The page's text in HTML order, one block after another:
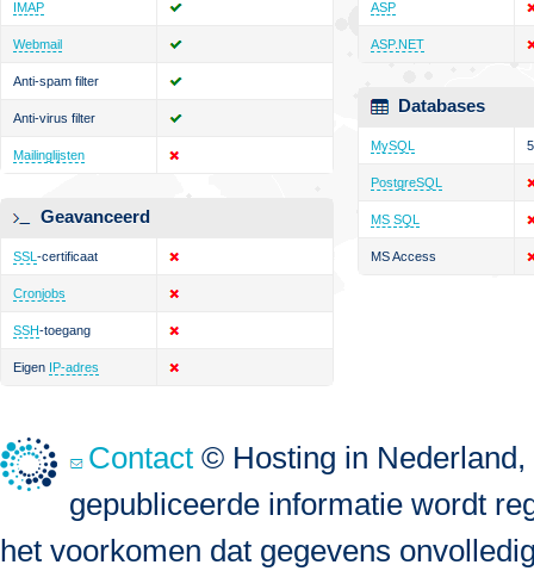
IMAP
Webmail
Anti-spam filter
Anti-virus filter
Mailinglijsten
Geavanceerd
SSL -certificaat
Cronjobs
SSH-toegang
Eigen IP-adres
ASP
ASP.NET
Databases
MySQL 5
PostgreSQL
MS SQL
MS Access
Contact © Hosting in
gepubliceerde informatie wordt
het voorkomen dat gegevens